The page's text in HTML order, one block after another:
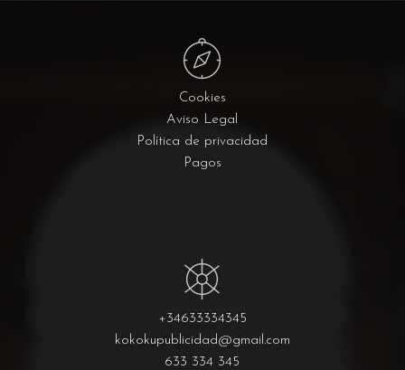
Cookies
Aviso Legal
Política de privacidad
Pagos
+34633334345
kokokupublicidad@gmail.com
633 334 345